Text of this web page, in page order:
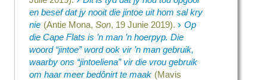
en besef dat jy nooit die jintoe uit hom sal kry
nie (Antie Mona,Son, 19 Junie 2019). › Op
die Cape Flats is ’n man ’n hoerpyp. Die
woord “jintoe” word ook vir ’n man gebruik,
waarby ons “jintoeliena” vir die vrou gebruik
om haar meer bedônirt te maak (Mavis